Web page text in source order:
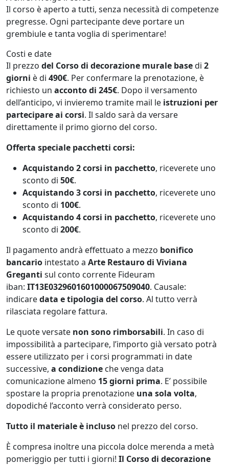
Il corso è aperto a tutti, senza necessità di competenze
pregresse. Ogni partecipante deve portare un
grembiule e tanta voglia di sperimentare!
Costi e date
Il prezzo del Corso di decorazione murale basedi 2
giorni è di 490€. Per confermare la prenotazione, è
richiesto un acconto di 245€. Dopo il versamento
dell’anticipo, vi invieremo tramite mail le istruzioni per
partecipare ai corsi. Il saldo sarà da versare
direttamente il primo giorno del corso.
Offerta speciale pacchetti corsi:
Acquistando 2 corsi in pacchetto, riceverete uno
sconto di 50€.
Acquistando 3 corsi in pacchetto, riceverete uno
sconto di 100€.
Acquistando 4 corsi in pacchetto, riceverete uno
sconto di 200€.
Il pagamento andrà effettuato a mezzo bonifico
bancario intestato a Arte Restauro di Viviana
Greganti sul conto corrente Fideuram
iban: IT13E0329601601000067509040. Causale:
indicaredata e tipologia del corso. Al tutto verrà
rilasciata regolare fattura.
Le quote versate non sono rimborsabili. In caso di
impossibilità a partecipare, l’importo già versato potrà
essere utilizzato per i corsi programmati in date
successive, a condizione che venga data
comunicazione almeno 15 giorni prima. E’ possibile
spostare la propria prenotazione una sola volta,
dopodiché l’acconto verrà considerato perso.
Tutto il materiale è incluso nel prezzo del corso.
È compresa inoltre una piccola dolce merenda a metà
pomeriggio per tutti i giorni! Il Corso di decorazione